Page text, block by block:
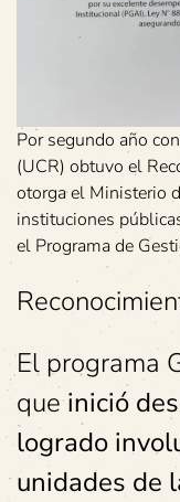
Por segundo año
(UCR) obtuvo el
otorga el Ministerio
instituciones
el Programa de
El programa
queinició
logrado
unidades de